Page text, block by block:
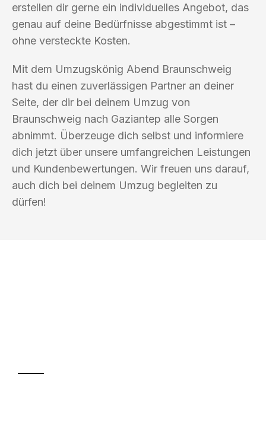
erstellen dir gerne ein individuelles Angebot, das
genau auf deine Bedürfnisse abgestimmt ist –
ohne versteckte Kosten.
Mit dem Umzugskönig Abend Braunschweig
hast du einen zuverlässigen Partner an deiner
Seite, der dir bei deinem Umzug von
Braunschweig nach Gaziantep alle Sorgen
abnimmt. Überzeuge dich selbst und informiere
dich jetzt über unsere umfangreichen Leistungen
und Kundenbewertungen. Wir freuen uns darauf,
auch dich bei deinem Umzug begleiten zu
dürfen!